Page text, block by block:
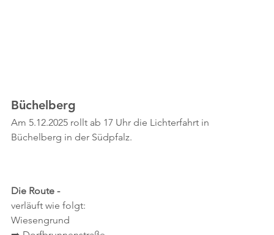
Büchelberg
Am 5.12.2025 rollt ab 17 Uhr die Lichterfahrt in
Büchelberg in der Südpfalz.
Die Route -
verläuft wie folgt:
Wiesengrund